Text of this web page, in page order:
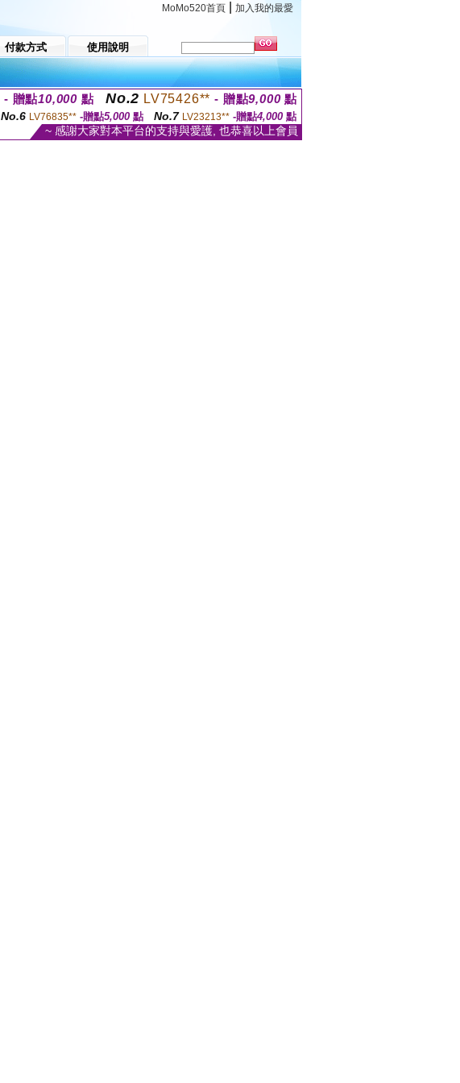
MoMo520首頁 加入我的最愛
付款方式 使用說明
- 贈點10,000 點 No.2 LV75426** - 贈點9,000點
No.6 LV76835** -贈點5,000點 No.7 LV23213** -贈點4,000點
~ 感謝大家對本平台的支持與愛護, 也恭喜以上會員